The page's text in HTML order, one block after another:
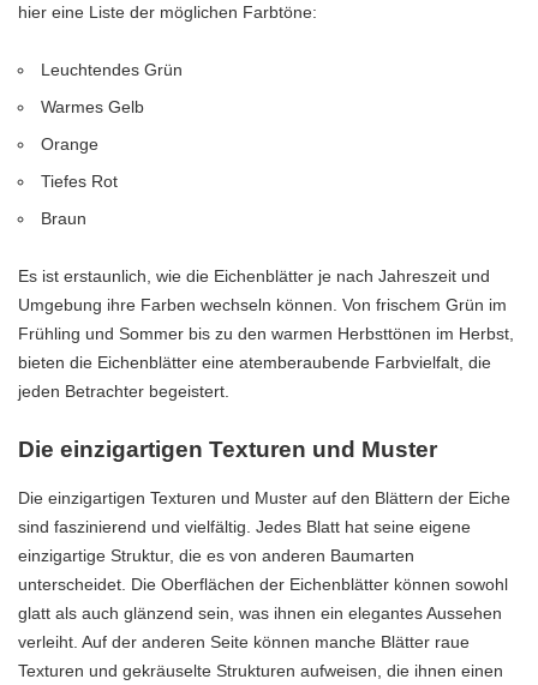
hier eine Liste der möglichen Farbtöne:
Leuchtendes Grün
Warmes Gelb
Orange
Tiefes Rot
Braun
Es ist erstaunlich, wie die Eichenblätter je nach Jahreszeit und
Umgebung ihre Farben wechseln können. Von frischem Grün im
Frühling und Sommer bis zu den warmen Herbsttönen im Herbst,
bieten die Eichenblätter eine atemberaubende Farbvielfalt, die
jeden Betrachter begeistert.
Die einzigartigen Texturen und Muster
Die einzigartigen Texturen und Muster auf den Blättern der Eiche
sind faszinierend und vielfältig. Jedes Blatt hat seine eigene
einzigartige Struktur, die es von anderen Baumarten
unterscheidet. Die Oberflächen der Eichenblätter können sowohl
glatt als auch glänzend sein, was ihnen ein elegantes Aussehen
verleiht. Auf der anderen Seite können manche Blätter raue
Texturen und gekräuselte Strukturen aufweisen, die ihnen einen